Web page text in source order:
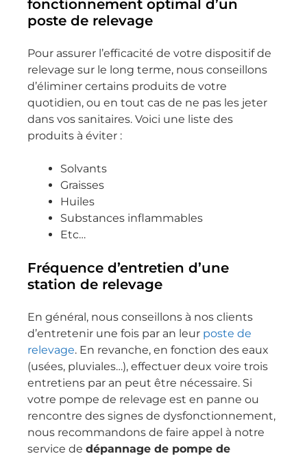
recevoir
technici
en que j
attendai
s avec
impatie
nce.
tion
vraimen
parfaite,
tout est
bien
expliqué
Un
grand
merci à
Thierry.
diagnost
ic de
notre
système
d’assaini
ssement
, et nous
est un
exempla
ire :
ponctue
l, très
agréabl
e, à
l’écoute
et
particuli
èrement
compré
hensif. Il
micro
station.
Très
content
de mon
on soit
de vrai
pros.
Bonnes
fêtes à
vous. 🙂
fonctionnement optimal d’un
poste de relevage
Pour assurer l’efficacité de votre dispositif de
relevage sur le long terme, nous conseillons
d’éliminer certains produits de votre
quotidien, ou en tout cas de ne pas les jeter
dans vos sanitaires. Voici une liste des
produits à éviter :
Solvants
Graisses
Huiles
Substances inflammables
Etc…
Fréquence d’entretien d’une
station de relevage
En général, nous conseillons à nos clients
d’entretenir une fois par an leur poste de
relevage. En revanche, en fonction des eaux
(usées, pluviales…), effectuer deux voire trois
entretiens par an peut être nécessaire. Si
votre pompe de relevage est en panne ou
rencontre des signes de dysfonctionnement,
nous recommandons de faire appel à notre
service de dépannage de pompe de